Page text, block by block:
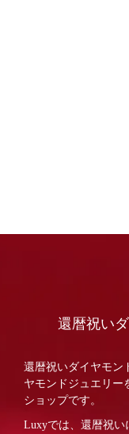
還暦祝い
還暦祝いダイヤモン
ヤモンドジュエリー
ショップです。
Luxyでは、還暦祝い